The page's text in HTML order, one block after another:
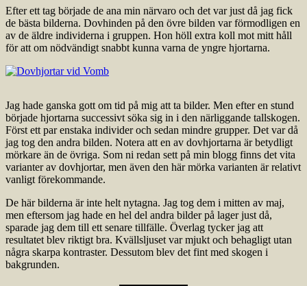
Efter ett tag började de ana min närvaro och det var just då jag fick
de bästa bilderna. Dovhinden på den övre bilden var förmodligen en
av de äldre individerna i gruppen. Hon höll extra koll mot mitt håll
för att om nödvändigt snabbt kunna varna de yngre hjortarna.
Jag hade ganska gott om tid på mig att ta bilder. Men efter en stund
började hjortarna successivt söka sig in i den närliggande tallskogen.
Först ett par enstaka individer och sedan mindre grupper. Det var då
jag tog den andra bilden. Notera att en av dovhjortarna är betydligt
mörkare än de övriga. Som ni redan sett på min blogg finns det vita
varianter av dovhjortar, men även den här mörka varianten är relativt
vanligt förekommande.
De här bilderna är inte helt nytagna. Jag tog dem i mitten av maj,
men eftersom jag hade en hel del andra bilder på lager just då,
sparade jag dem till ett senare tillfälle. Överlag tycker jag att
resultatet blev riktigt bra. Kvällsljuset var mjukt och behagligt utan
några skarpa kontraster. Dessutom blev det fint med skogen i
bakgrunden.